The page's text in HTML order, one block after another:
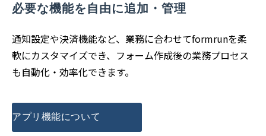
必要な機能を自由に追加・管理
通知設定や決済機能など、業務に合わせてformrunを柔
軟にカスタマイズでき、フォーム作成後の業務プロセス
も自動化・効率化できます。
アプリ機能について